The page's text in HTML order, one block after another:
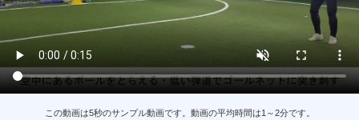
この動画は5秒のサンプル動画です。動画の平均時間は1～2分です。